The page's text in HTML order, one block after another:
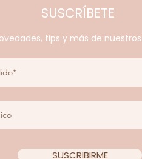
SUSCRÍBETE
tips y más de
SUSCRIBIRME